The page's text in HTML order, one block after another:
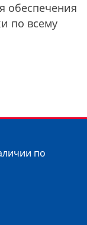
обеспечения
по всему
по